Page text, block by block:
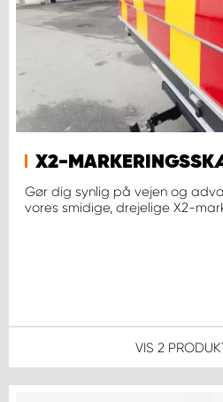
X2-
Gør dig synlig på vejen og
vores smidige, drejelige X2-
VIS 2